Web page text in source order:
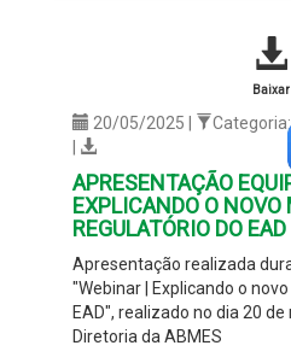
Baixar
20/05/2025 |
APRESENTAÇÃO
EXPLICANDO O NOVO
REGULATÓRIO DO EAD
Apresentação realizada
"Webinar | Explicando o
EAD", realizado no dia 20
Diretoria da ABMES